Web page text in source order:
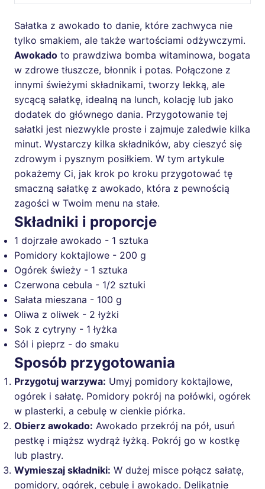
Sałatka z awokado to danie, które zachwyca nie
tylko smakiem, ale także wartościami odżywczymi.
Awokado to prawdziwa bomba witaminowa, bogata
w zdrowe tłuszcze, błonnik i potas. Połączone z
innymi świeżymi składnikami, tworzy lekką, ale
sycącą sałatkę, idealną na lunch, kolację lub jako
dodatek do głównego dania. Przygotowanie tej
sałatki jest niezwykle proste i zajmuje zaledwie kilka
minut. Wystarczy kilka składników, aby cieszyć się
zdrowym i pysznym posiłkiem. W tym artykule
pokażemy Ci, jak krok po kroku przygotować tę
smaczną sałatkę z awokado, która z pewnością
zagości w Twoim menu na stałe.
Składniki i proporcje
1 dojrzałe awokado - 1 sztuka
Pomidory koktajlowe - 200 g
Ogórek świeży - 1 sztuka
Czerwona cebula - 1/2 sztuki
Sałata mieszana - 100 g
Oliwa z oliwek - 2 łyżki
Sok z cytryny - 1 łyżka
Sól i pieprz - do smaku
Sposób przygotowania
Przygotuj warzywa: Umyj pomidory koktajlowe,
ogórek i sałatę. Pomidory pokrój na połówki, ogórek
w plasterki, a cebulę w cienkie piórka.
Obierz awokado: Awokado przekrój na pół, usuń
pestkę i miąższ wydrąż łyżką. Pokrój go w kostkę
lub plastry.
Wymieszaj składniki: W dużej misce połącz sałatę,
pomidory, ogórek, cebulę i awokado. Delikatnie